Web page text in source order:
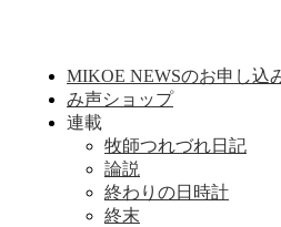
MIKOE NEWSのお申し込
み声ショップ
連載
牧師つれづれ日記
論説
終わりの日時計
終末